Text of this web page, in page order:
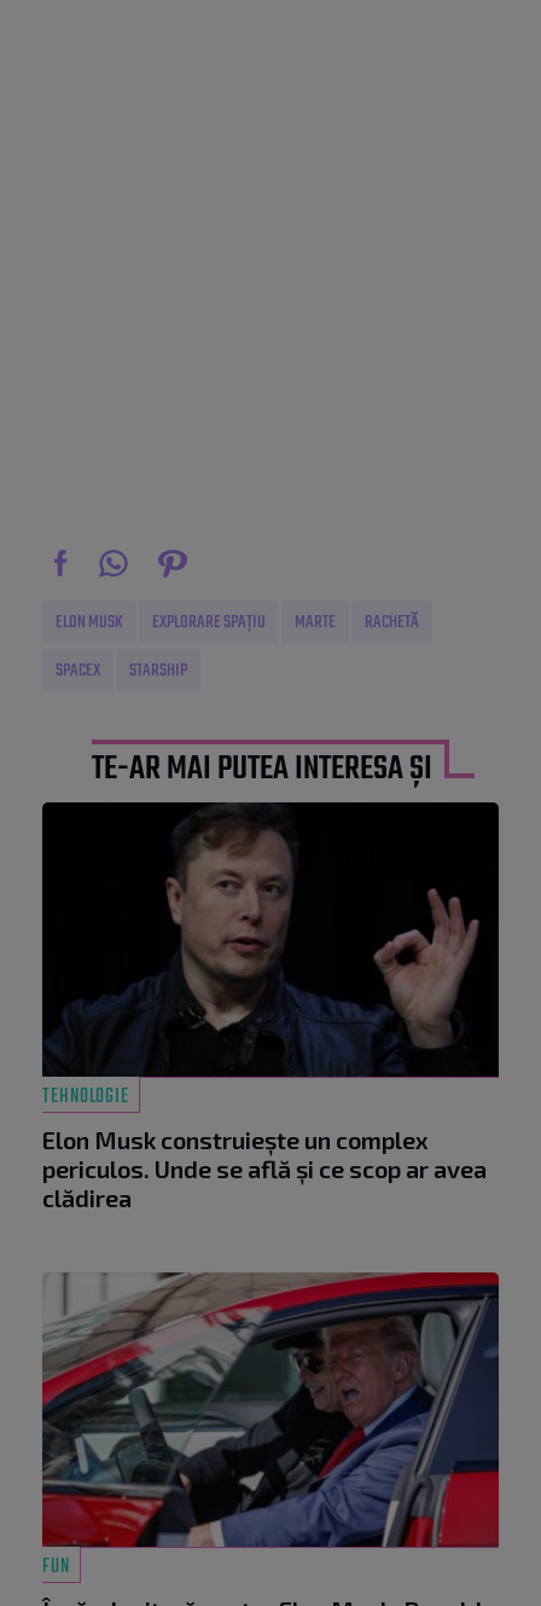
ELON MUSK EXPLORARE SPAȚIU MARTE
RACHETĂ
SPACEX
STARSHIP
TE-AR MAI PUTEA INTERESA ȘI
TEHNOLOGIE
Elon Musk construiește un complex
periculos. Unde se află și ce scop ar avea
clădirea
FUN